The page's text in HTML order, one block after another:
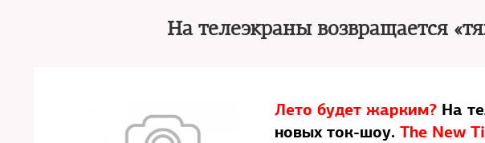
На телеэкраны возвращается
Лето будет жарким? На
новых ток-шоу. The New